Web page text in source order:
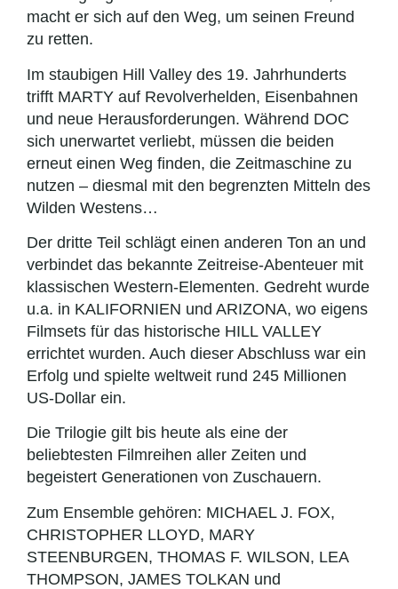
macht er sich auf den Weg, um seinen Freund
zu retten.
Im staubigen Hill Valley des 19. Jahrhunderts
trifft MARTY auf Revolverhelden, Eisenbahnen
und neue Herausforderungen. Während DOC
sich unerwartet verliebt, müssen die beiden
erneut einen Weg finden, die Zeitmaschine zu
nutzen – diesmal mit den begrenzten Mitteln des
Wilden Westens…
Der dritte Teil schlägt einen anderen Ton an und
verbindet das bekannte Zeitreise-Abenteuer mit
klassischen Western-Elementen. Gedreht wurde
u.a. in KALIFORNIEN und ARIZONA, wo eigens
Filmsets für das historische HILL VALLEY
errichtet wurden. Auch dieser Abschluss war ein
Erfolg und spielte weltweit rund 245 Millionen
US-Dollar ein.
Die Trilogie gilt bis heute als eine der
beliebtesten Filmreihen aller Zeiten und
begeistert Generationen von Zuschauern.
Zum Ensemble gehören: MICHAEL J. FOX,
CHRISTOPHER LLOYD, MARY
STEENBURGEN, THOMAS F. WILSON, LEA
THOMPSON, JAMES TOLKAN und